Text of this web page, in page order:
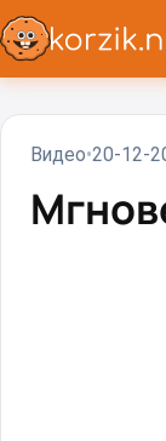
Видео 20-12-